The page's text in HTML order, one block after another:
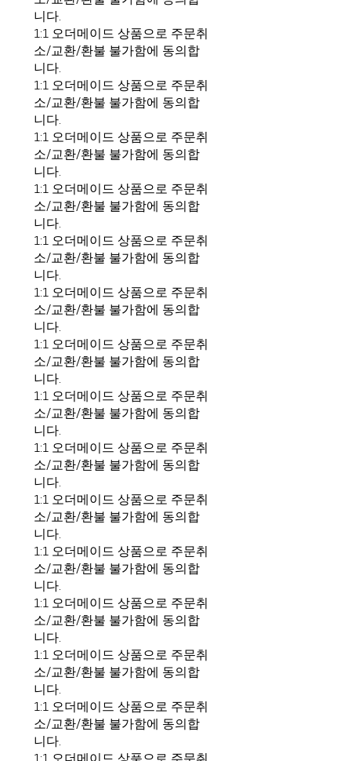
니다.
1:1 오더메이드 상품으로 주문취
소/교환/환불 불가함에 동의합
니다.
1:1 오더메이드 상품으로 주문취
소/교환/환불 불가함에 동의합
니다.
1:1 오더메이드 상품으로 주문취
소/교환/환불 불가함에 동의합
니다.
1:1 오더메이드 상품으로 주문취
소/교환/환불 불가함에 동의합
니다.
1:1 오더메이드 상품으로 주문취
소/교환/환불 불가함에 동의합
니다.
1:1 오더메이드 상품으로 주문취
소/교환/환불 불가함에 동의합
니다.
1:1 오더메이드 상품으로 주문취
소/교환/환불 불가함에 동의합
니다.
1:1 오더메이드 상품으로 주문취
소/교환/환불 불가함에 동의합
니다.
1:1 오더메이드 상품으로 주문취
소/교환/환불 불가함에 동의합
니다.
1:1 오더메이드 상품으로 주문취
소/교환/환불 불가함에 동의합
니다.
1:1 오더메이드 상품으로 주문취
소/교환/환불 불가함에 동의합
니다.
1:1 오더메이드 상품으로 주문취
소/교환/환불 불가함에 동의합
니다.
1:1 오더메이드 상품으로 주문취
소/교환/환불 불가함에 동의합
니다.
1:1 오더메이드 상품으로 주문취
소/교환/환불 불가함에 동의합
니다.